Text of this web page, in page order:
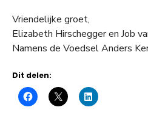
Vriendelijke groet,
Elizabeth Hirschegger en Job
Namens de Voedsel Anders
Dit delen: